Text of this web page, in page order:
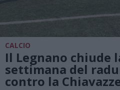
CALCIO
Il Legnano chiude
settimana del
contro la